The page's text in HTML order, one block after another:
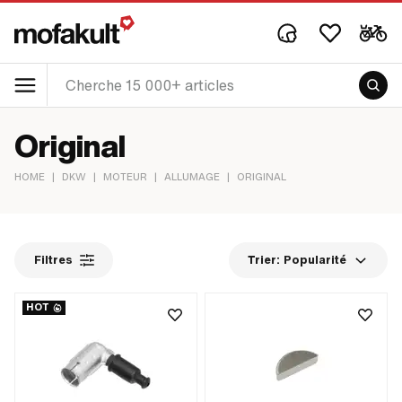
Original
HOME | DKW | MOTEUR | ALLUMAGE | ORIGINAL
Filtres Trier: Popularité
HOT